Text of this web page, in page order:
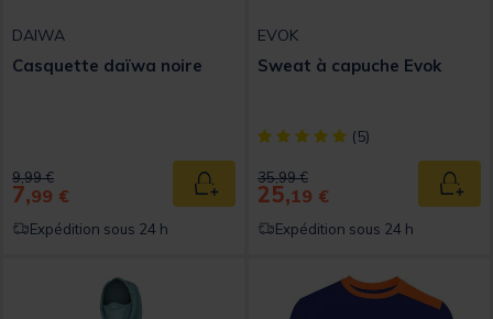
DAIWA
Casquette daïwa noire
Price reduced from
9,99 €to
7,99 € Ajouter au panier
Expédition sous 24 h
EVOK
Sweat à capuche Evok
[object Object] out of 5
(5)
Price reduced from
35,99 €to
25,19 €
Expédition sous 24 h